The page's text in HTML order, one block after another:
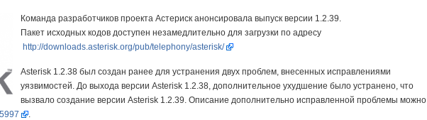
Команда разработчиков проекта Астериск анонсировала выпуск версии 1.2.39.
Пакет исходных кодов доступен незамедлительно для загрузки по адресу
http://downloads.asterisk.org/pub/telephony/asterisk/
Asterisk 1.2.38 был создан ранее для устранения двух проблем, внесенных исправлениями
уязвимостей. До выхода версии Asterisk 1.2.38, дополнительное ухудшение было устранено, что
вызвало создание версии Asterisk 1.2.39. Описание дополнительно исправленной проблемы можно
.